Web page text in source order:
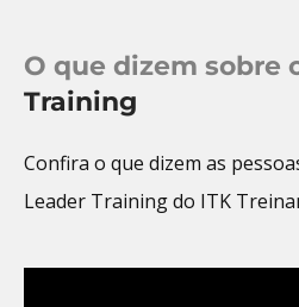
O que dizem sobre
Training
Confira o que dizem as
Leader Training do ITK